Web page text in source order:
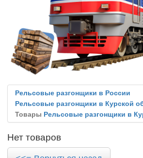
Рельсовые разгонщики в России
Рельсовые разгонщики в Курской
Товары Рельсовые разгонщики в
Нет товаров